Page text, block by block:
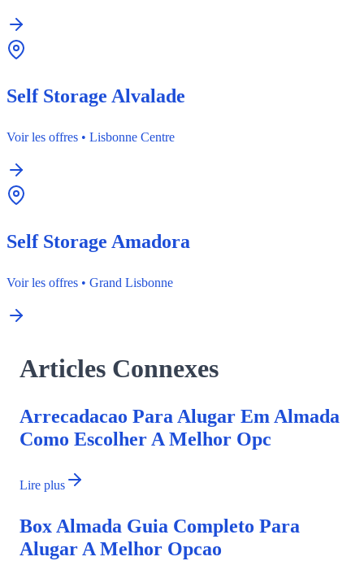
Self Storage Alvalade
Voir les offres • Lisbonne Centre
Self Storage Amadora
Voir les offres • Grand Lisbonne
Articles Connexes
Arrecadacao Para Alugar Em Almada
Como Escolher A Melhor Opc
Lire plus
Box Almada Guia Completo Para
Alugar A Melhor Opcao